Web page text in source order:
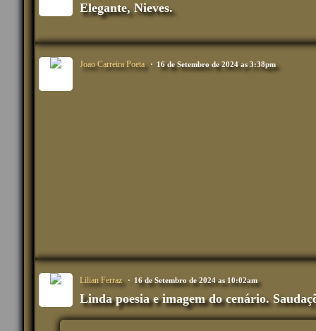
Elegante, Nieves.
Joao Carreira Poeta 16 de Setembro de 2024 as 3:38pm
Lilian Ferraz 16 de Setembro de 2024 as 10:02am
Linda poesia e imagem do cenário.